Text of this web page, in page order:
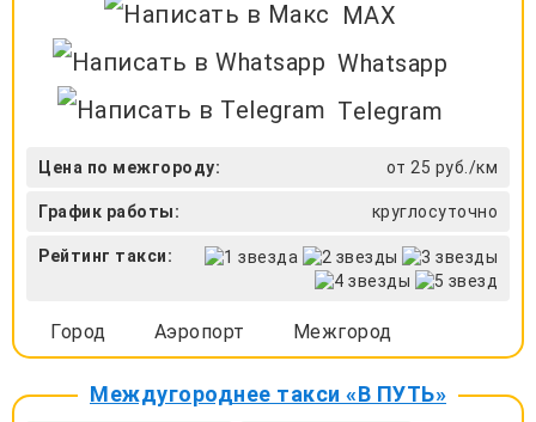
MAX
Whatsapp
Telegram
Цена по межгороду: от 25 руб./км
График работы: круглосуточно
Рейтинг такси:
Город Аэропорт Межгород
Междугороднее такси «В ПУТЬ»